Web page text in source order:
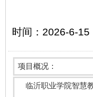
时间：2026-6-
项目概况：
临沂职业学院智慧